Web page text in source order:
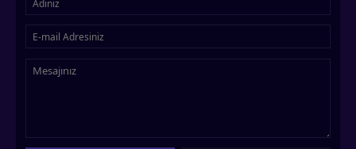
İzledim
İzledim
İzledim